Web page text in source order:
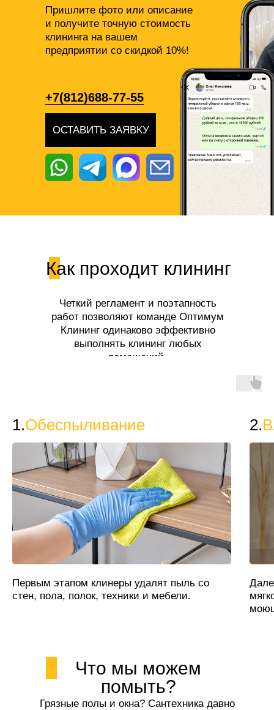
Пришлите фото или описание
и получите точную стоимость
клининга на вашем
предприятии со скидкой 10%!
ОСТАВИТЬ ЗАЯВКУ
+7(812)688-77-55
Как проходит клининг
Четкий регламент и поэтапность
работ позволяют команде Оптимум
Клининг одинаково эффективно
выполнять клининг любых
помещений.
1.Обеспыливание
Первым этапом клинеры удалят пыль со
стен, пола, полок, техники и мебели.
2.
Что мы можем
помыть?
Грязные полы и окна? Сантехника давно